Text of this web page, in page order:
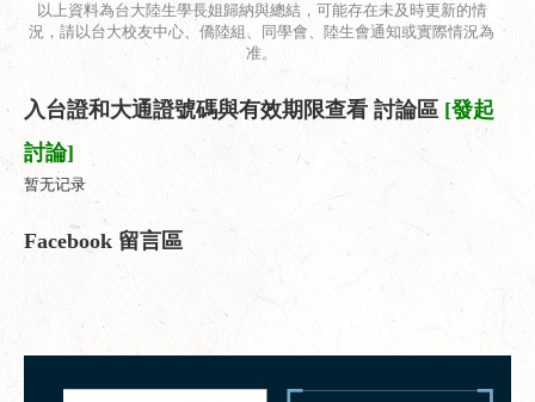
以上資料為台大陸生學長姐歸納與總結，可能存在未及時更新的情
況，請以台大校友中心、僑陸組、同學會、陸生會通知或實際情況為
准。
入台證和大通證號碼與有效期限查看 討論區 [發起
討論]
暂无记录
Facebook 留言區